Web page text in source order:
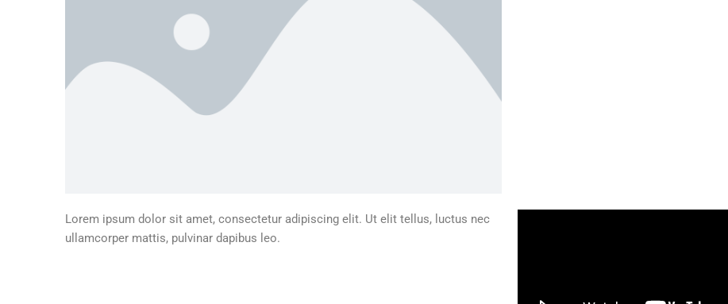
Lorem ipsum dolor sit amet, consectetur adipiscing elit. Ut elit tellus, luctus nec
ullamcorper mattis, pulvinar dapibus leo.